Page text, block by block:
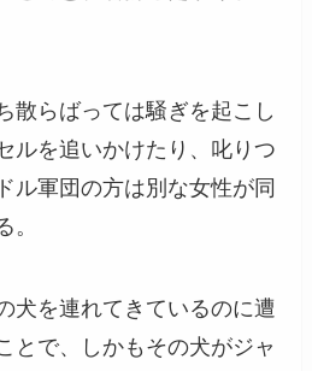
散らばっては騒ぎを起こし
ルを追いかけたり、叱りつ
ル軍団の方は別な女性が同
。
犬を連れてきているのに遭
とで、しかもその犬がジャ